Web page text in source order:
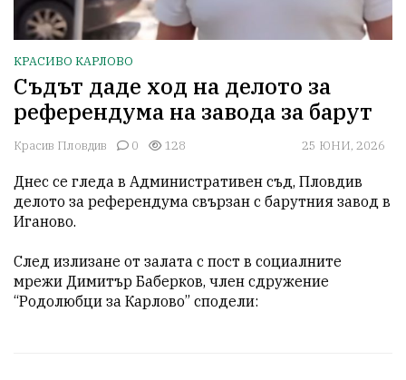
КРАСИВО КАРЛОВО
Съдът даде ход на делото за
референдума на завода за барут
Красив Пловдив 0 128 25 ЮНИ, 2026
Днес се гледа в Административен съд, Пловдив
делото за референдума свързан с барутния завод в
Иганово.
След излизане от залата с пост в социалните
мрежи Димитър Баберков, член сдружение
“Родолюбци за Карлово” сподели: